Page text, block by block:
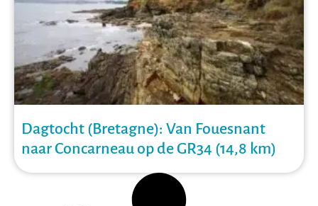
Dagtocht (Bretagne): Van Fouesnant
naar Concarneau op de GR34 (14,8 km)